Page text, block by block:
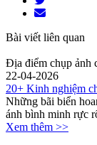
Bài viết liên quan
Địa điểm chụp ảnh
22-04-2026
20+ Kinh nghiệm
Những bãi biển
ánh bình minh rực
Xem thêm >>